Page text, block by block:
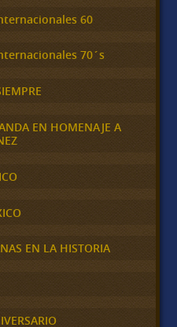
60
70´s
EN HOMENAJE A
EN LA HISTORIA